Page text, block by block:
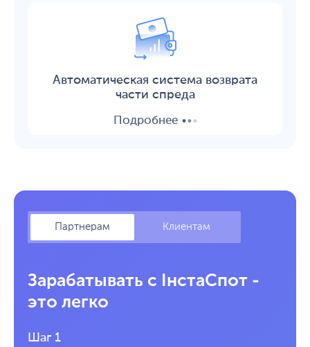
Автоматическая система возврата
части спреда
Подробнее ...
Партнерам Клиентам
Зарабатывать с ІнстаСпот -
это легко
Шаг 1